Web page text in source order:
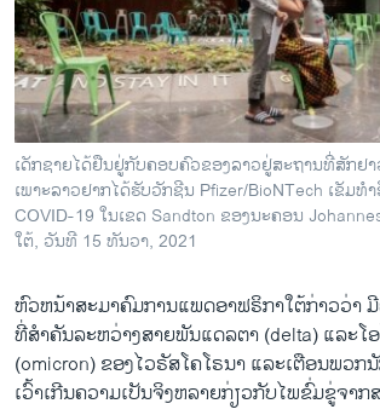
ວິທະຍາສາດ-ເທັກໂນໂລຈີ
ທຸລະກິດ
ພາສາອັງກິດ
ວີດີໂອ
ສຽງ
ລາຍການກະຈາຍສຽງ
ຕິດຕາມພວກເຮົາ ທີ່
ພາສາຕ່າງໆ
ເດັກ​ຊາຍ​ໄດ້​ຢືນ​ຢູ່​ກັບ​ຄອບ​ຄົວ​ຂອງ​ລາວ​ຢູ່​ສະ​ຖານ​ທີ່​ສັກ​ຢ
ເພາະ​ລາວ​ຢາກ​ໄດ້​ຮັບ​ວັກ​ຊີນ Pfizer/BioNTech ເຂັມ​ທ
COVID-19 ໃນເຂດ Sandton ຂອງ​ນະ​ຄອນ​
ໃຕ້, ວັນ​ທີ 15 ທັນ​ວາ, 2021
ຫົວຫນ້າສະມາຄົມການແພດອາຟຣິກາໃຕ້ກ່າວວ່າ
ທີ່ສໍາຄັນລະຫວ່າງ​ສາຍ​ພັນ​ແດ​ລ​ຕາ (delta) ແລະໂ
(omicron) ຂອງໄວຣັ​ສໂຄ​ໂຣ​ນາ ແລະເຕືອນພວກ
ເວົ້າເກີນຄວາມ​ເປັນ​ຈິງ​ຫລາຍ​ກ່ຽວ​ກັບໄພຂົ່ມຂູ່ຈາ